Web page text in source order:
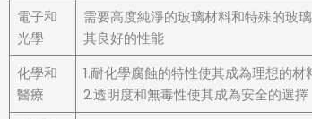
電子和
光學
需要高度純淨的玻璃材料和特殊的玻
其良好的性能
化學和
醫療
1.耐化學腐蝕的特性使其成為理想的材
2.透明度和無毒性使其成為安全的選擇